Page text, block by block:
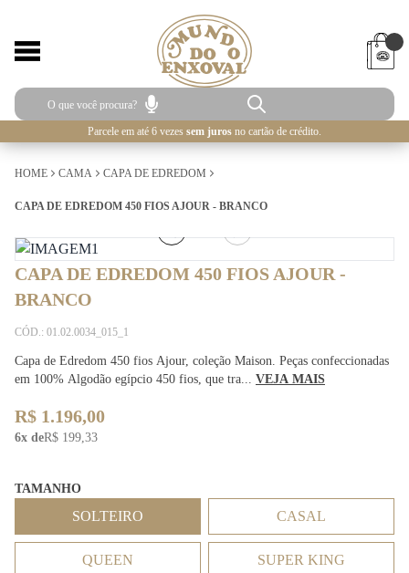
Parcele em até 6 vezes sem juros no cartão de crédito.
HOME CAMA CAPA DE EDREDOM
CAPA DE EDREDOM 450 FIOS AJOUR - BRANCO
CAPA DE EDREDOM 450 FIOS AJOUR -
BRANCO
CÓD.: 01.02.0034_015_1
Capa de Edredom 450 fios Ajour, coleção Maison. Peças confeccionadas
em 100% Algodão egípcio 450 fios, que tra... VEJA MAIS
R$ 1.196,00
6x deR$ 199,33
TAMANHO
SOLTEIRO CASAL
QUEEN SUPER KING